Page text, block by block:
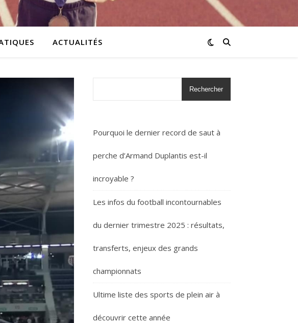
ACTUALITÉS
Rechercher
Pourquoi le dernier record de saut à
perche d’Armand Duplantis est-il
incroyable ?
Les infos du football incontournables
du dernier trimestre 2025 : résultats,
transferts, enjeux des grands
championnats
Ultime liste des sports de plein air à
découvrir cette année